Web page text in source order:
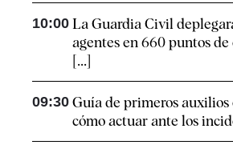
10:00 La Guardia Civil
agentes en 660 puntos
[...]
09:30 Guía de primeros auxilios
cómo actuar ante los